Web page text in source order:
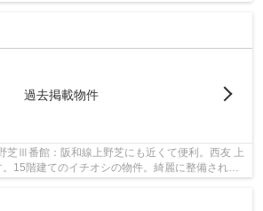
過去掲載物件
芝Ⅲ番館：阪和線上野芝にも近くて便利。西友 上
15階建てのイチオシの物件。綺麗に整備された